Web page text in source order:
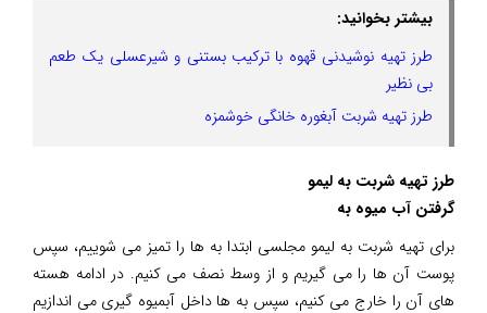
بیشتر بخوانید:
طرز تهیه نوشیدنی قهوه با ترکیب بستنی و شیرعسلی یک طعم
بی نظیر
طرز تهیه شربت آبغوره خانگی خوشمزه
طرز تهیه شربت به لیمو
گرفتن آب میوه به
برای تهیه شربت به لیمو مجلسی ابتدا به ها را تمیز می شوییم، سپس
پوست آن ها را می گیریم و از وسط نصف می کنیم. در ادامه هسته
های آن را خارج می کنیم، سپس به ها داخل آبمیوه گیری می اندازیم